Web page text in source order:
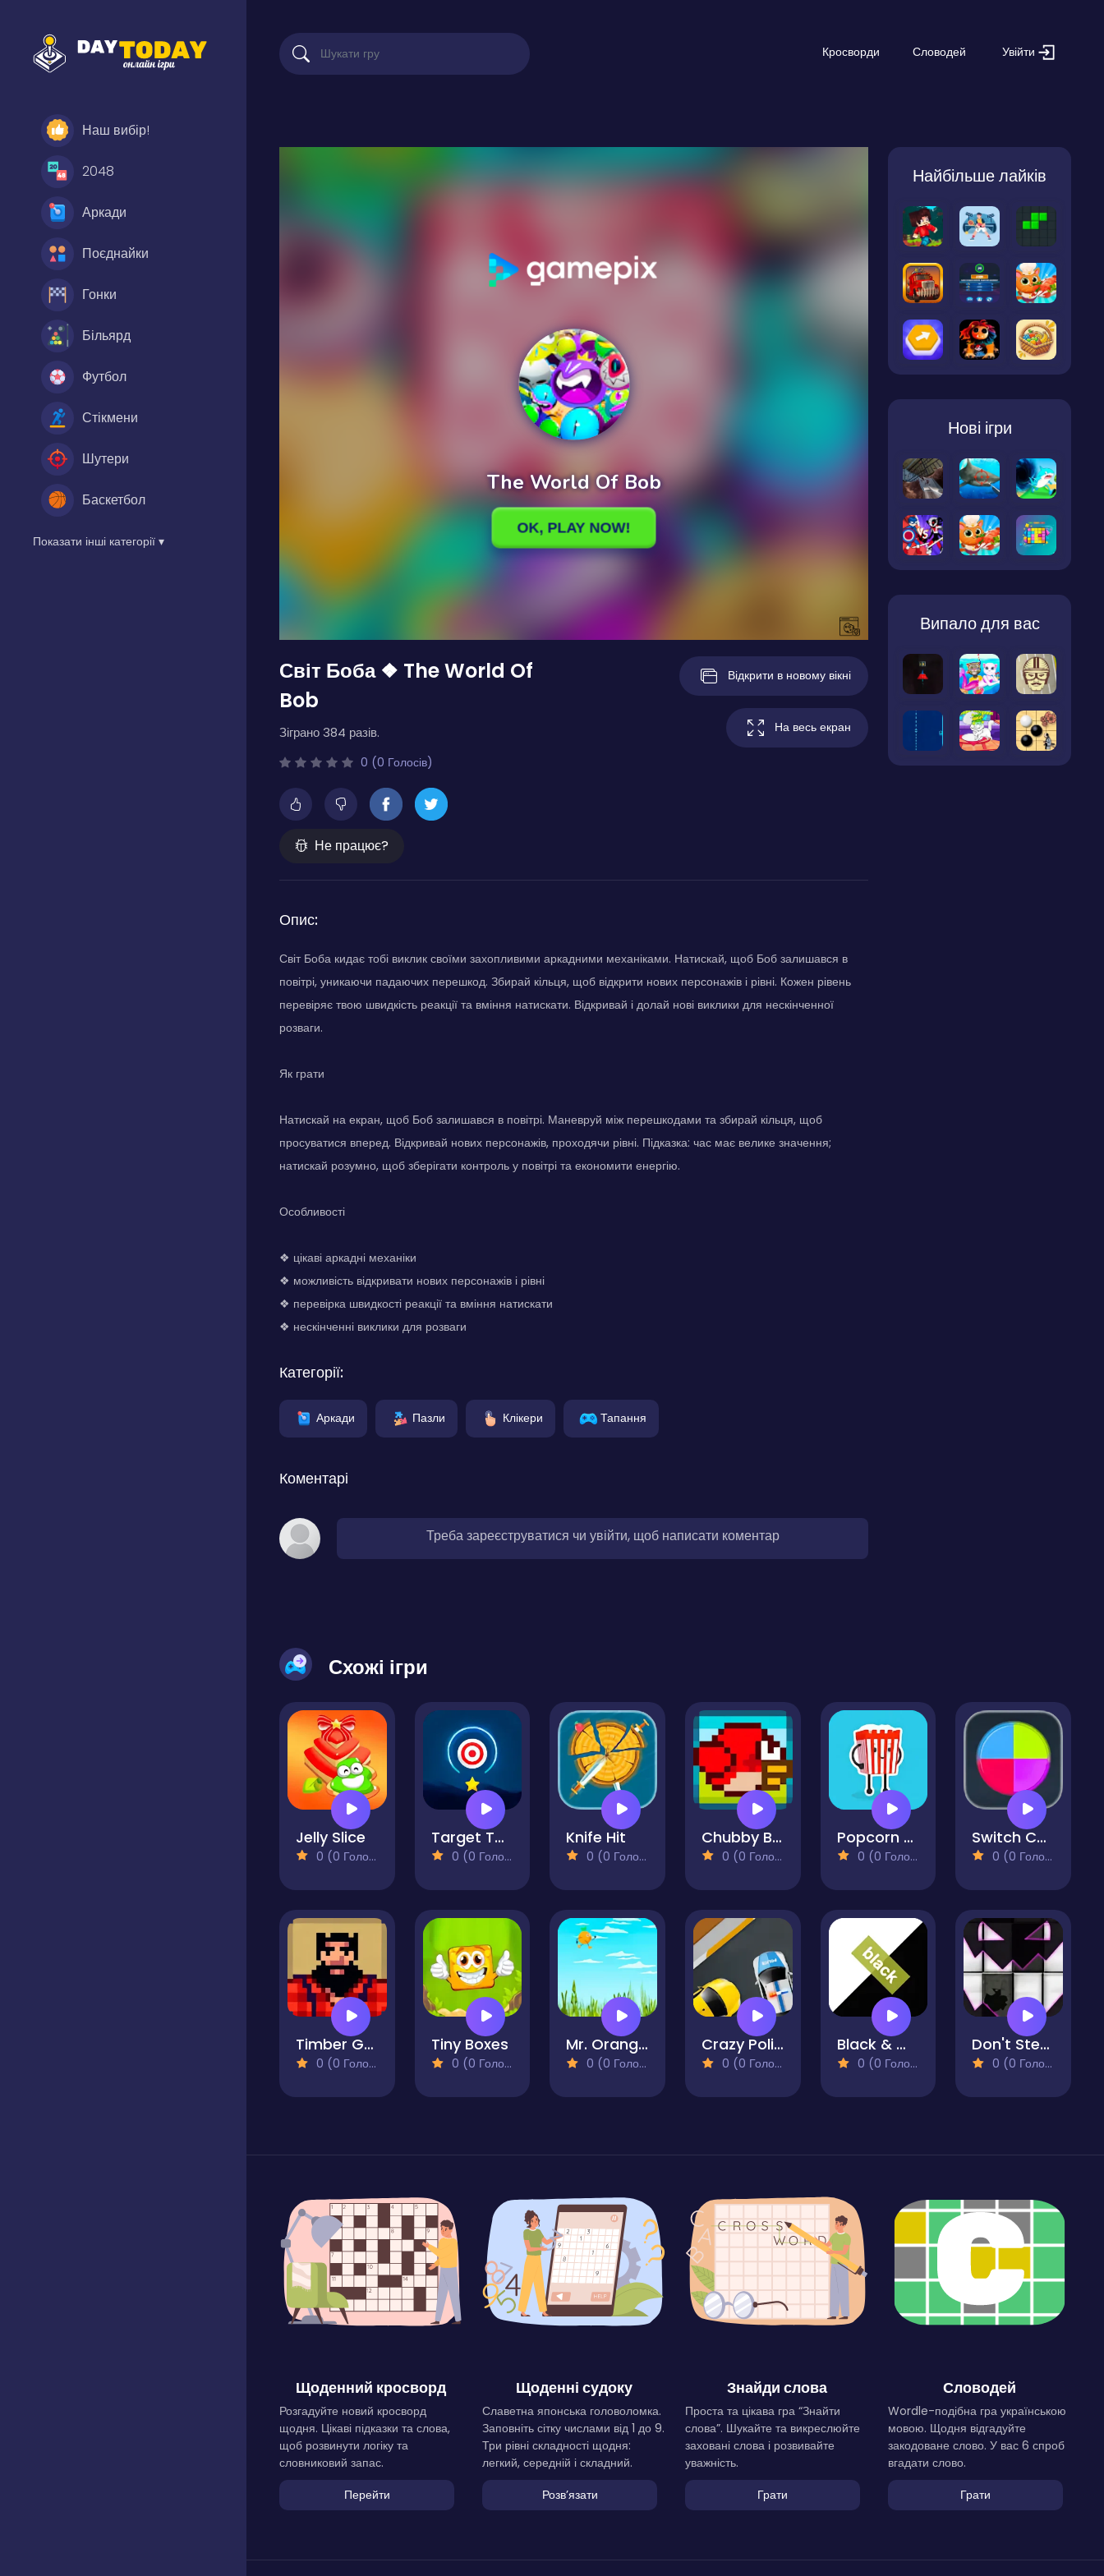
Наш вибір!
2048
Аркади
Поєднайки
Гонки
Більярд
Футбол
Стікмени
Шутери
Баскетбол
Показати інші категорії ▾
Кросворди Словодей Увійти
Світ Боба ❖ The World Of
Bob
Зіграно 384 разів.
0 (0 Голосів)
Не працює?
Відкрити в новому вікні
На весь екран
Опис:
Світ Боба кидає тобі виклик своїми захопливими аркадними механіками. Натискай, щоб Боб залишався в
повітрі, уникаючи падаючих перешкод. Збирай кільця, щоб відкрити нових персонажів і рівні. Кожен рівень
перевіряє твою швидкість реакції та вміння натискати. Відкривай і долай нові виклики для нескінченної
розваги.
Як грати
Натискай на екран, щоб Боб залишався в повітрі. Маневруй між перешкодами та збирай кільця, щоб
просуватися вперед. Відкривай нових персонажів, проходячи рівні. Підказка: час має велике значення;
натискай розумно, щоб зберігати контроль у повітрі та економити енергію.
Особливості
❖ цікаві аркадні механіки
❖ можливість відкривати нових персонажів і рівні
❖ перевірка швидкості реакції та вміння натискати
❖ нескінченні виклики для розваги
Категорії:
Аркади Пазли Клікери Тапання
Коментарі
Треба зареєструватися чи увійти, щоб написати коментар
Найбільше лайків
Нові ігри
Випало для вас
Схожі ігри
Jelly Slice
0 (0 Голосів)
Target Tap Deluxe
0 (0 Голосів)
Knife Hit
0 (0 Голосів)
Chubby Birds
0 (0 Голосів)
Popcorn Master
0 (0 Голосів)
Switch Colors
0 (0 Голосів)
Timber Guy
0 (0 Голосів)
Tiny Boxes
0 (0 Голосів)
Mr. Orange Flappy Jump
0 (0 Голосів)
Crazy Police
0 (0 Голосів)
Black & White
0 (0 Голосів)
Don't Step on the White Tile Revenge
0 (0 Голосів)
Щоденний кросворд
Розгадуйте новий кросворд
щодня. Цікаві підказки та слова,
щоб розвинути логіку та
словниковий запас.
Перейти
Щоденні судоку
Славетна японська головоломка.
Заповніть сітку числами від 1 до 9.
Три рівні складності щодня:
легкий, середній і складний.
Розвʼязати
Знайди слова
Проста та цікава гра “Знайти
слова”. Шукайте та викреслюйте
заховані слова і розвивайте
уважність.
Грати
Словодей
Wordle-подібна гра українською
мовою. Щодня відгадуйте
закодоване слово. У вас 6 спроб
вгадати слово.
Грати